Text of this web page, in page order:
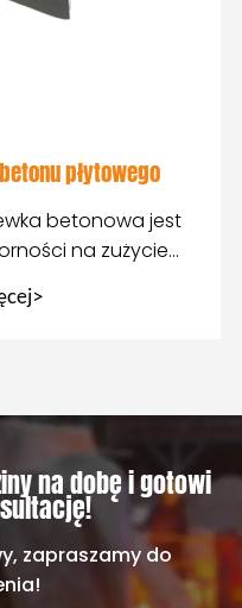
płytowego
betonowa jest
na zużycie
na dobę i gotowi
zapraszamy do